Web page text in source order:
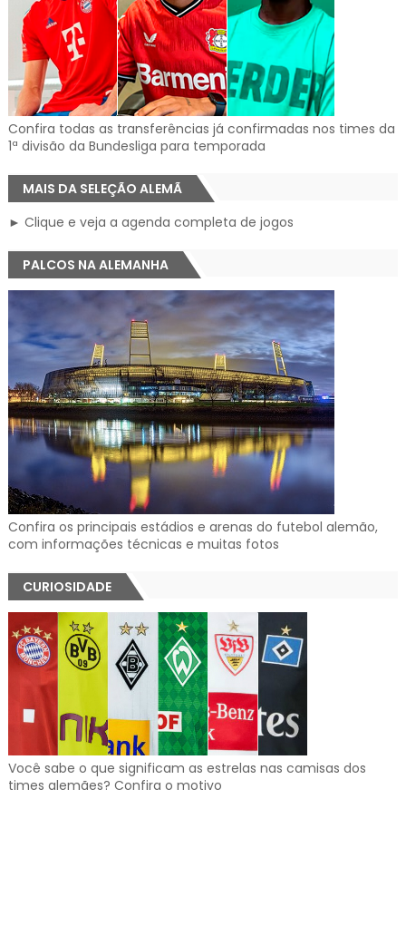
Confira todas as transferências já confirmadas nos times da
1ª divisão da Bundesliga para temporada
MAIS DA SELEÇÃO ALEMÃ
► Clique e veja a agenda completa de jogos
PALCOS NA ALEMANHA
Confira os principais estádios e arenas do futebol alemão,
com informações técnicas e muitas fotos
CURIOSIDADE
Você sabe o que significam as estrelas nas camisas dos
times alemães? Confira o motivo